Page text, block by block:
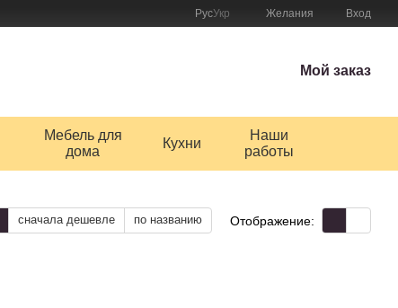
РусУкр Желания Вход
Мой заказ
Мебель для
дома
Кухни
Наши
работы
сначала дешевле по названию Отображение: